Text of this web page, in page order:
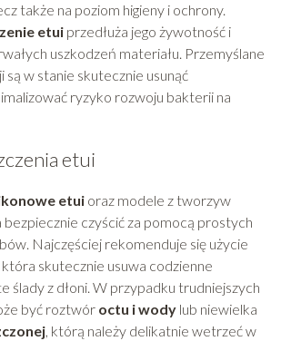
także na poziom higieny i ochrony.
etuiprzedłuża jego żywotność i
uszkodzeń materiału. Przemyślane
są w stanie skutecznie usunąć
ryzyko rozwoju bakterii na
etui
etuioraz modele z tworzyw
bezpiecznie czyścić za pomocą prostych
Najczęściej rekomenduje się użycie
która skutecznie usuwa codzienne
ślady z dłoni. W przypadku trudniejszych
być roztwór octu i wodylub niewielka
, którą należy delikatnie wetrzeć w